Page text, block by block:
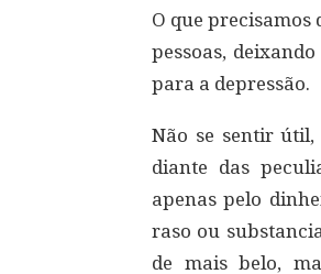
O que
pessoas,
para a depressão.
Não se sentir
diante das
apenas pelo
raso ou
de mais belo,